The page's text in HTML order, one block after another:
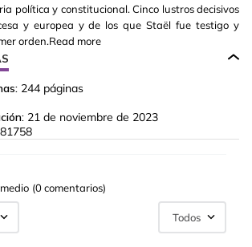
política y constitucional. Cinco lustros decisivos
y europea y de los que Staël fue testigo y
orden.Read more
244 páginas
21 de noviembre de 2023
(0 comentarios)
Todos